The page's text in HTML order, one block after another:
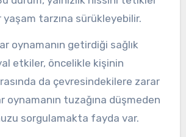
yaşam tarzına sürükleyebilir.
oynamanın getirdiği sağlık
etkiler, öncelikle kişinin
da çevresindekilere zarar
oynamanın tuzağına düşmeden
sorgulamakta fayda var.